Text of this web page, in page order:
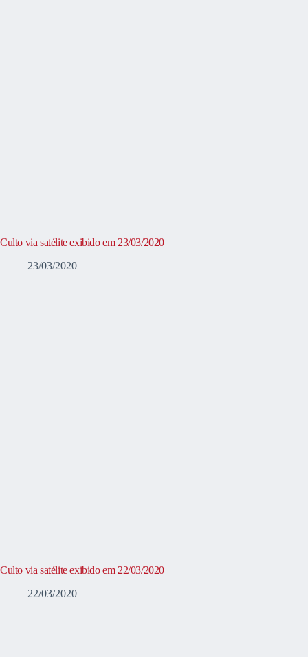
Culto via satélite exibido em 23/03/2020
23/03/2020
Culto via satélite exibido em 22/03/2020
22/03/2020